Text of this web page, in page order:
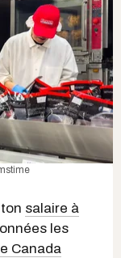
salaire à
les
Canada